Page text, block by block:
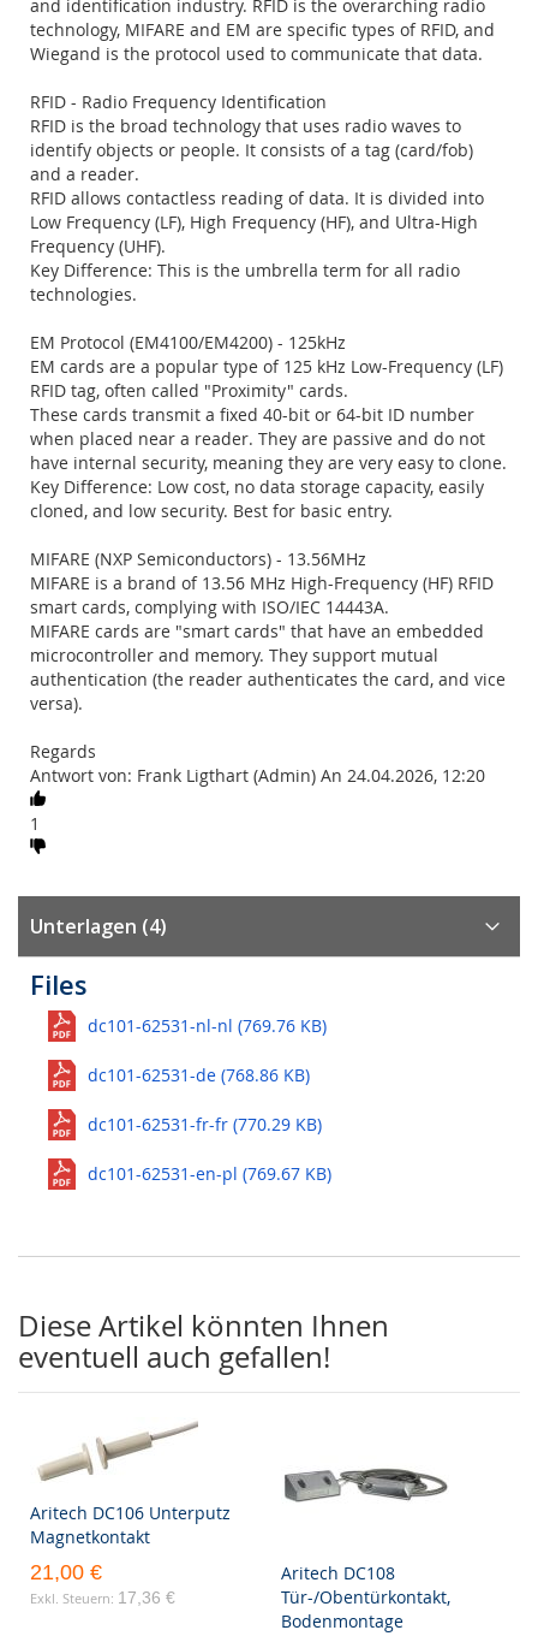
and identification industry. RFID is the overarching radio
technology, MIFARE and EM are specific types of RFID, and
Wiegand is the protocol used to communicate that data.
RFID - Radio Frequency Identification
RFID is the broad technology that uses radio waves to
identify objects or people. It consists of a tag (card/fob)
and a reader.
RFID allows contactless reading of data. It is divided into
Low Frequency (LF), High Frequency (HF), and Ultra-High
Frequency (UHF).
Key Difference: This is the umbrella term for all radio
technologies.
EM Protocol (EM4100/EM4200) - 125kHz
EM cards are a popular type of 125 kHz Low-Frequency (LF)
RFID tag, often called "Proximity" cards.
These cards transmit a fixed 40-bit or 64-bit ID number
when placed near a reader. They are passive and do not
have internal security, meaning they are very easy to clone.
Key Difference: Low cost, no data storage capacity, easily
cloned, and low security. Best for basic entry.
MIFARE (NXP Semiconductors) - 13.56MHz
MIFARE is a brand of 13.56 MHz High-Frequency (HF) RFID
smart cards, complying with ISO/IEC 14443A.
MIFARE cards are "smart cards" that have an embedded
microcontroller and memory. They support mutual
authentication (the reader authenticates the card, and vice
versa).
Regards
Antwort von: Frank Ligthart (Admin) An 24.04.2026, 12:20
1
Unterlagen (4)
Files
dc101-62531-nl-nl (769.76 KB)
dc101-62531-de (768.86 KB)
dc101-62531-fr-fr (770.29 KB)
dc101-62531-en-pl (769.67 KB)
Diese Artikel könnten Ihnen
eventuell auch gefallen!
Aritech DC106 Unterputz
Magnetkontakt
21,00 €
17,36 €
Aritech DC108
Tür-/Obentürkontakt,
Bodenmontage